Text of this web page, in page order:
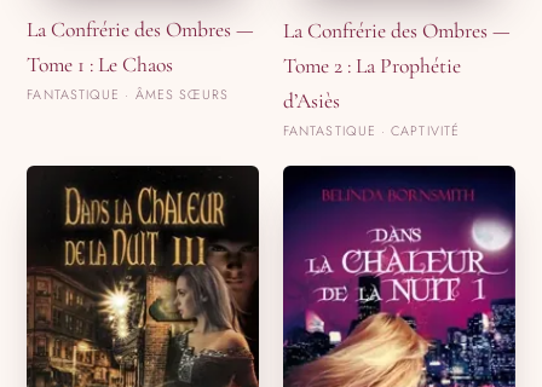
La Confrérie des Ombres —
Tome 1 : Le Chaos
FANTASTIQUE · ÂMES SŒURS
La Confrérie des Ombres —
Tome 2 : La Prophétie
d’Asiès
FANTASTIQUE · CAPTIVITÉ